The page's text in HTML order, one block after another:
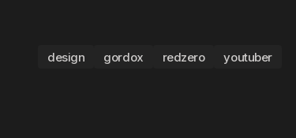
design gordox redzero youtuber